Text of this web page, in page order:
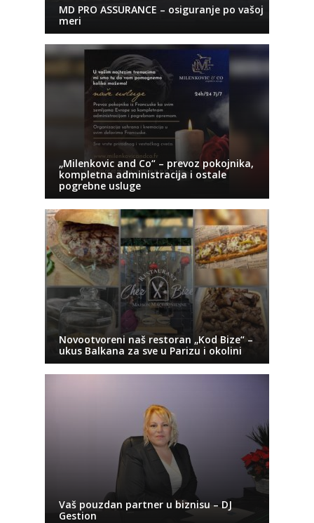
MD PRO ASSURANCE – osiguranje po vašoj
meri
„Milenkovic and Co“ – prevoz pokojnika,
kompletna administracija i ostale
pogrebne usluge
Novootvoreni naš restoran „Kod Bize“ –
ukus Balkana za sve u Parizu i okolini
Vaš pouzdan partner u biznisu – DJ
Gestion